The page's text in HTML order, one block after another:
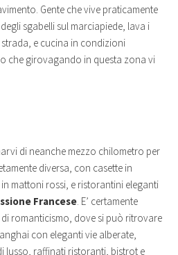
Gente che vive praticamente
sgabelli sul marciapiede, lava i
e cucina in condizioni
che girovagando in questa zona vi
di neanche mezzo chilometro per
diversa, con casette in
mattoni rossi, e ristorantini eleganti
Francese. E’ certamente
di romanticismo, dove si può ritrovare
con eleganti vie alberate,
lusso, raffinati ristoranti, bistrot e